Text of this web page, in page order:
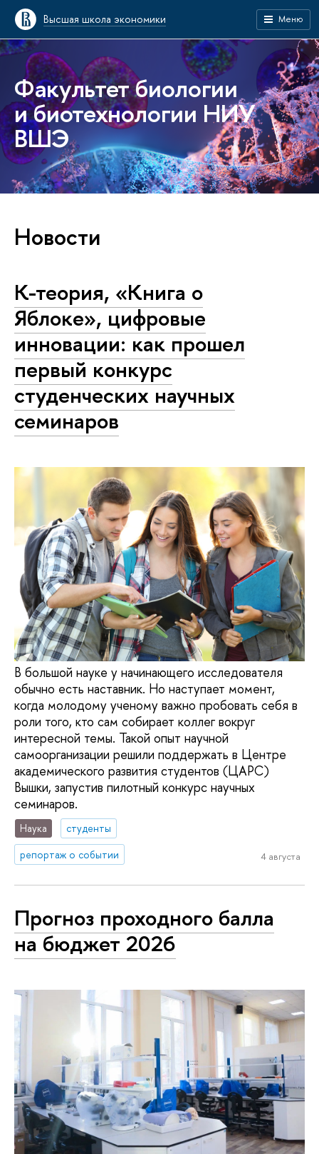
Высшая школа экономики Меню
Факультет биологии
и биотехнологии НИУ
ВШЭ
Новости
К-теория, «Книга о
Яблоке», цифровые
инновации: как прошел
первый конкурс
студенческих научных
семинаров
В большой науке у начинающего исследователя
обычно есть наставник. Но наступает момент,
когда молодому ученому важно пробовать себя в
роли того, кто сам собирает коллег вокруг
интересной темы. Такой опыт научной
самоорганизации решили поддержать в Центре
академического развития студентов (ЦАРС)
Вышки, запустив пилотный конкурс научных
семинаров.
Наука
студенты
репортаж о событии
4 августа
Прогноз проходного балла
на бюджет 2026